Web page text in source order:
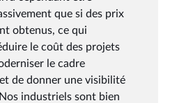
que si des prix
obtenus, ce qui
le coût des projets
le cadre
de donner une visibilité
industriels sont bien